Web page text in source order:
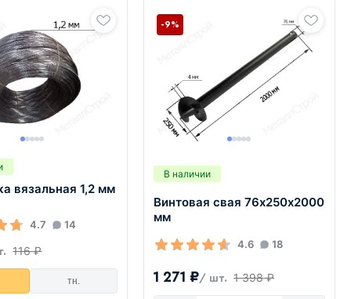
вязальная 1,2 мм
4.7 14
116 ₽
тн.
В наличии
Винтовая свая 76х250х2000
мм
4.6 18
1 271 ₽/ шт. 1 398 ₽
-9%